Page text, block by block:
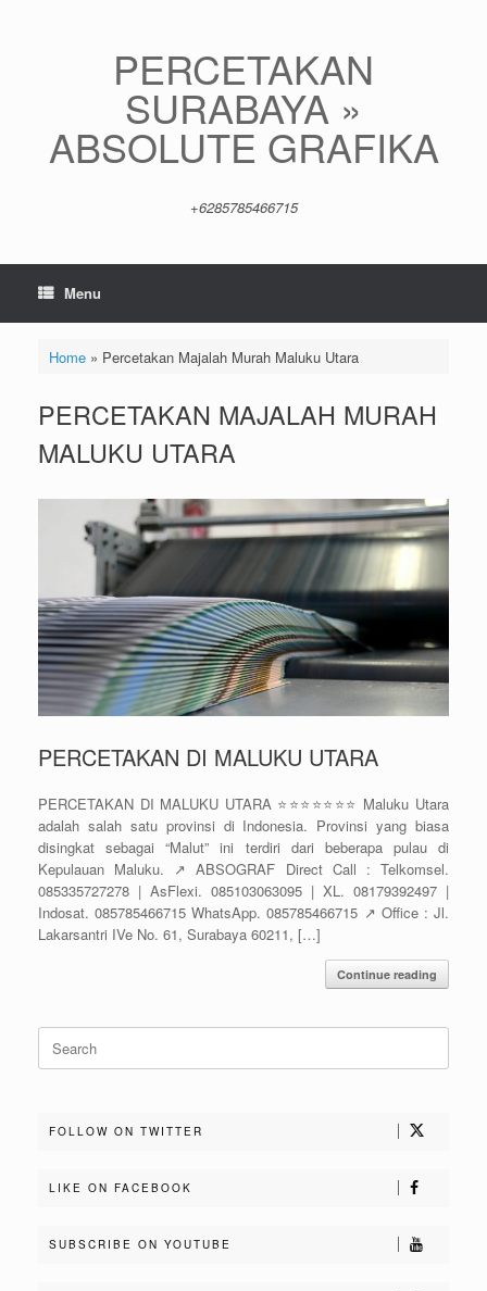
PERCETAKAN
SURABAYA »
ABSOLUTE GRAFIKA
+6285785466715
Menu
Home» Percetakan Majalah Murah Maluku Utara
PERCETAKAN MAJALAH MURAH
MALUKU UTARA
PERCETAKAN DI MALUKU UTARA
PERCETAKAN DI MALUKU UTARA ⭐⭐⭐⭐⭐⭐⭐ Maluku Utara
adalah salah satu provinsi di Indonesia. Provinsi yang biasa
disingkat sebagai “Malut” ini terdiri dari beberapa pulau di
Kepulauan Maluku. ↗️ ABSOGRAF Direct Call : Telkomsel.
085335727278 | AsFlexi. 085103063095 | XL. 08179392497 |
Indosat. 085785466715 WhatsApp. 085785466715 ↗️ Office : Jl.
Lakarsantri IVe No. 61, Surabaya 60211, […]
Continue reading
Search
for:
FOLLOW ON TWITTER
LIKE ON FACEBOOK
SUBSCRIBE ON YOUTUBE